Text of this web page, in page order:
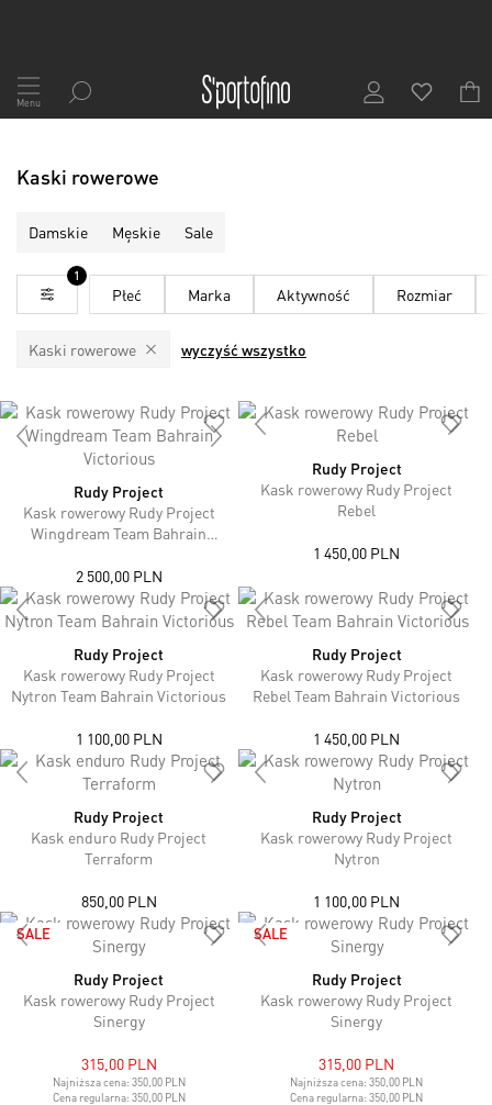
Przejdź
do
treści
Menu
Kaski rowerowe
Damskie Męskie Sale
1
Płeć Marka Aktywność Rozmiar
Kaski rowerowe wyczyść wszystko
Rudy Project
Kask rowerowy Rudy Project
Wingdream Team Bahrain
2 500,00 PLN
Rudy Project
Kask rowerowy Rudy Project
Rebel
1 450,00 PLN
Rudy Project
Kask rowerowy Rudy Project
Nytron Team Bahrain Victorious
1 100,00 PLN
Rudy Project
Kask rowerowy Rudy Project
Rebel Team Bahrain Victorious
1 450,00 PLN
Rudy Project
Kask enduro Rudy Project
Terraform
850,00 PLN
Rudy Project
Kask rowerowy Rudy Project
Nytron
1 100,00 PLN
SALE
Rudy Project
Kask rowerowy Rudy Project
Sinergy
315,00 PLN
Najniższa cena: 350,00 PLN
Cena regularna: 350,00 PLN
SALE
Rudy Project
Kask rowerowy Rudy Project
Sinergy
315,00 PLN
Najniższa cena:350,00 PLN
Cena regularna:350,00 PLN